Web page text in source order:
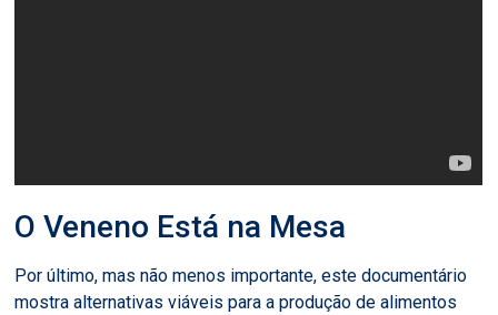
O Veneno Está na Mesa
Por último, mas não menos importante, este documentário
mostra alternativas viáveis para a produção de alimentos